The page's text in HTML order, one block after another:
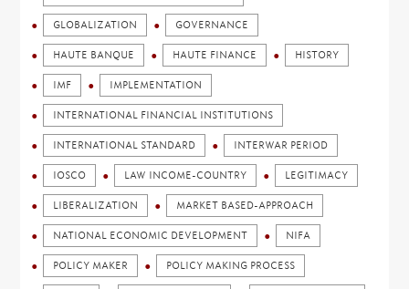
GLOBALIZATION GOVERNANCE
HAUTE BANQUE HAUTE FINANCE HISTORY
IMF IMPLEMENTATION
INTERNATIONAL FINANCIAL INSTITUTIONS
INTERNATIONAL STANDARD INTERWAR PERIOD
IOSCO LAW INCOME-COUNTRY LEGITIMACY
LIBERALIZATION MARKET BASED-APPROACH
NATIONAL ECONOMIC DEVELOPMENT NIFA
POLICY MAKER POLICY MAKING PROCESS